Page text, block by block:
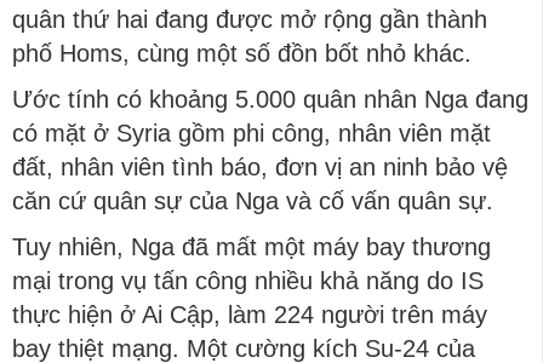
quân thứ hai đang được mở rộng gần thành
phố Homs, cùng một số đồn bốt nhỏ khác.
Ước tính có khoảng 5.000 quân nhân Nga đang
có mặt ở Syria gồm phi công, nhân viên mặt
đất, nhân viên tình báo, đơn vị an ninh bảo vệ
căn cứ quân sự của Nga và cố vấn quân sự.
Tuy nhiên, Nga đã mất một máy bay thương
mại trong vụ tấn công nhiều khả năng do IS
thực hiện ở Ai Cập, làm 224 người trên máy
bay thiệt mạng. Một cường kích Su-24 của